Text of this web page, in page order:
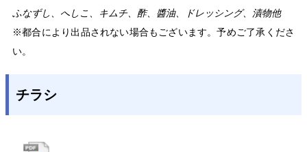
ふなずし、へしこ、キムチ、酢、醬油、ドレッシング、漬物他
※都合により出品されない場合もございます。予めご了承くださ
い。
チラシ